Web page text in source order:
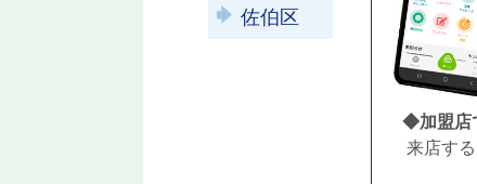
◆加盟店
来店す
佐伯区